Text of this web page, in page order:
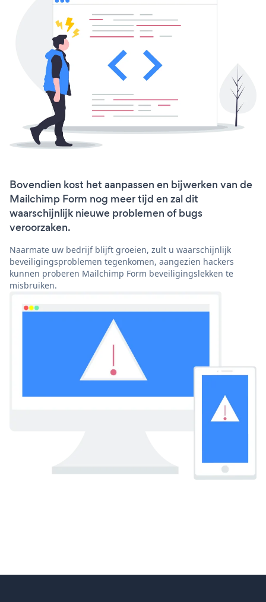
Bovendien kost het aanpassen en bijwerken van de
Mailchimp Form nog meer tijd en zal dit
waarschijnlijk nieuwe problemen of bugs
veroorzaken.
Naarmate uw bedrijf blijft groeien, zult u waarschijnlijk
beveiligingsproblemen tegenkomen, aangezien hackers
kunnen proberen Mailchimp Form beveiligingslekken te
misbruiken.